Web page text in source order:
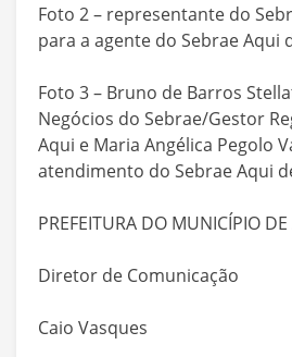
Foto 2 – representante do
para a agente do Sebrae Aqui
Foto 3 – Bruno de Barros
Negócios do Sebrae/Gestor
Aqui e Maria Angélica Pegolo
atendimento do Sebrae Aqui
PREFEITURA DO MUNICÍPIO
Diretor de Comunicação
Caio Vasques